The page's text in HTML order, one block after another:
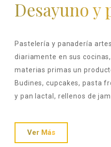
Desayuno y
Pastelería y panadería
diariamente en sus
materias primas un
Budines, cupcakes, pasta
y pan lactal, rellenos de
Ver Más